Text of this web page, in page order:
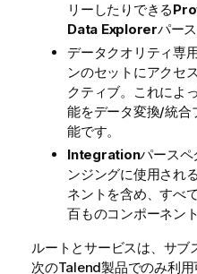
リーしたりできる
Data Explorerパー
データクオリティ専
ンのセットにアクセ
クティブ。これによ
能をデータ変換/統合
能です。
Integrationパースペ
ンジングに使用され
ネントを含め、すべ
百ものコンポーネン
ルートとサービスは、サブ
次のTalend製品でのみ利用